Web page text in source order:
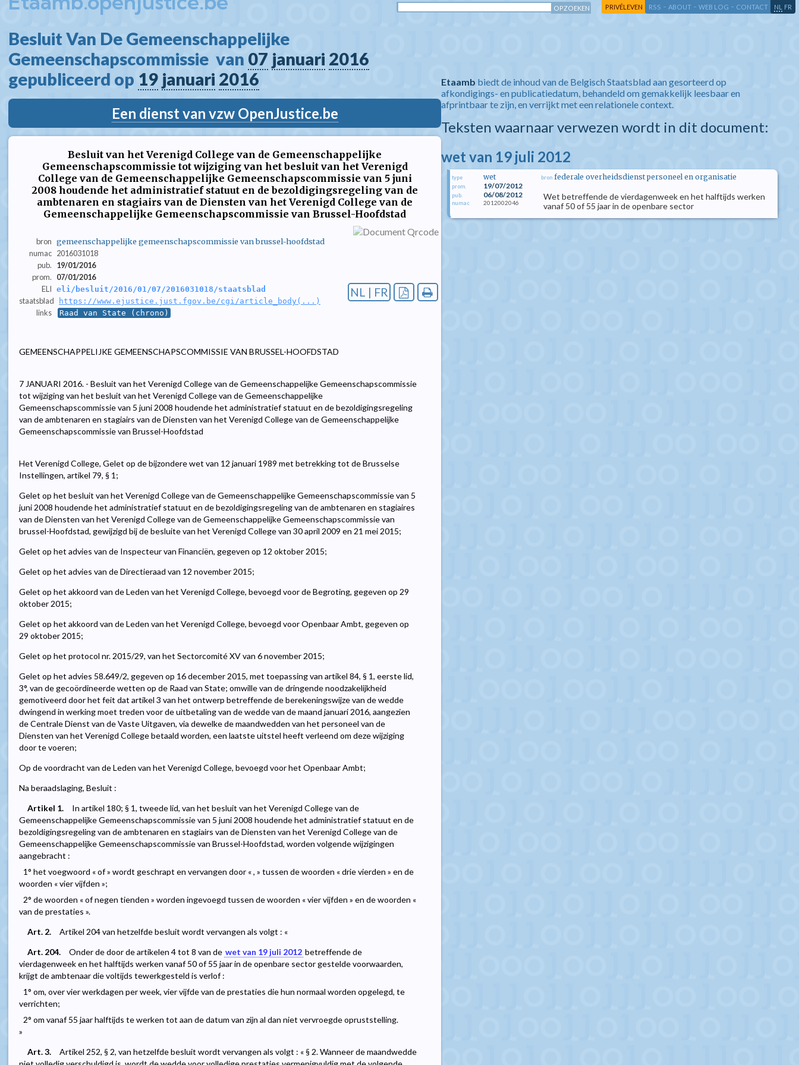
PRIVÉLEVEN RSS - ABOUT - WEB LOG - CONTACT NL FR
Besluit Van De Gemeenschappelijke
Gemeenschapscommissie  van 07 januari 2016
gepubliceerd op 19 januari 2016
Een dienst van vzw OpenJustice.be
Besluit van het Verenigd College van de Gemeenschappelijke
Gemeenschapscommissie tot wijziging van het besluit van het Verenigd
College van de Gemeenschappelijke Gemeenschapscommissie van 5 juni
2008 houdende het administratief statuut en de bezoldigingsregeling van de
ambtenaren en stagiairs van de Diensten van het Verenigd College van de
Gemeenschappelijke Gemeenschapscommissie van Brussel-Hoofdstad
bron gemeenschappelijke gemeenschapscommissie van brussel-hoofdstad
numac 2016031018
pub.
19/01/2016
prom.
07/01/2016
ELI eli/besluit/2016/01/07/2016031018/staatsblad
staatsblad https://www.ejustice.just.fgov.be/cgi/article_body(...)
links Raad van State (chrono)
NL | FR
GEMEENSCHAPPELIJKE GEMEENSCHAPSCOMMISSIE VAN BRUSSEL-HOOFDSTAD
7 JANUARI 2016. - Besluit van het Verenigd College van de Gemeenschappelijke Gemeenschapscommissie
tot wijziging van het besluit van het Verenigd College van de Gemeenschappelijke
Gemeenschapscommissie van 5 juni 2008 houdende het administratief statuut en de bezoldigingsregeling
van de ambtenaren en stagiairs van de Diensten van het Verenigd College van de Gemeenschappelijke
Gemeenschapscommissie van Brussel-Hoofdstad
Het Verenigd College, Gelet op de bijzondere wet van 12 januari 1989 met betrekking tot de Brusselse
Instellingen, artikel 79, § 1;
Gelet op het besluit van het Verenigd College van de Gemeenschappelijke Gemeenschapscommissie van 5
juni 2008 houdende het administratief statuut en de bezoldigingsregeling van de ambtenaren en stagiaires
van de Diensten van het Verenigd College van de Gemeenschappelijke Gemeenschapscommissie van
brussel-Hoofdstad, gewijzigd bij de besluite van het Verenigd College van 30 april 2009 en 21 mei 2015;
Gelet op het advies van de Inspecteur van Financiën, gegeven op 12 oktober 2015;
Gelet op het advies van de Directieraad van 12 november 2015;
Gelet op het akkoord van de Leden van het Verenigd College, bevoegd voor de Begroting, gegeven op 29
oktober 2015;
Gelet op het akkoord van de Leden van het Verenigd College, bevoegd voor Openbaar Ambt, gegeven op
29 oktober 2015;
Gelet op het protocol nr. 2015/29, van het Sectorcomité XV van 6 november 2015;
Gelet op het advies 58.649/2, gegeven op 16 december 2015, met toepassing van artikel 84, § 1, eerste lid,
3°, van de gecoördineerde wetten op de Raad van State; omwille van de dringende noodzakelijkheid
gemotiveerd door het feit dat artikel 3 van het ontwerp betreffende de berekeningswijze van de wedde
dwingend in werking moet treden voor de uitbetaling van de wedde van de maand januari 2016, aangezien
de Centrale Dienst van de Vaste Uitgaven, via dewelke de maandwedden van het personeel van de
Diensten van het Verenigd College betaald worden, een laatste uitstel heeft verleend om deze wijziging
door te voeren;
Op de voordracht van de Leden van het Verenigd College, bevoegd voor het Openbaar Ambt;
Na beraadslaging, Besluit :
Artikel 1.
In artikel 180; § 1, tweede lid, van het besluit van het Verenigd College van de
Gemeenschappelijke Gemeenschapscommissie van 5 juni 2008 houdende het administratief statuut en de
bezoldigingsregeling van de ambtenaren en stagiairs van de Diensten van het Verenigd College van de
Gemeenschappelijke Gemeenschapscommissie van Brussel-Hoofdstad, worden volgende wijzigingen
aangebracht :
1° het voegwoord « of » wordt geschrapt en vervangen door « , » tussen de woorden « drie vierden » en de
woorden « vier vijfden »;
2° de woorden « of negen tienden » worden ingevoegd tussen de woorden « vier vijfden » en de woorden «
van de prestaties ».
Art. 2.
Artikel 204 van hetzelfde besluit wordt vervangen als volgt : «
Art. 204.
Onder de door de artikelen 4 tot 8 van de wet van 19 juli 2012 betreffende de
vierdagenweek en het halftijds werken vanaf 50 of 55 jaar in de openbare sector gestelde voorwaarden,
krijgt de ambtenaar die voltijds tewerkgesteld is verlof :
1° om, over vier werkdagen per week, vier vijfde van de prestaties die hun normaal worden opgelegd, te
verrichten;
2° om vanaf 55 jaar halftijds te werken tot aan de datum van zijn al dan niet vervroegde opruststelling.
»
Art. 3.
Artikel 252, § 2, van hetzelfde besluit wordt vervangen als volgt : « § 2. Wanneer de maandwedde
Etaamb biedt de inhoud van de Belgisch Staatsblad aan gesorteerd op
afkondigings- en publicatiedatum, behandeld om gemakkelijk leesbaar en
afprintbaar te zijn, en verrijkt met een relationele context.
Teksten waarnaar verwezen wordt in dit document:
wet van 19 juli 2012
type wet
prom. 19/07/2012
pub. 06/08/2012
numac 2012002046
bron federale overheidsdienst personeel en organisatie
Wet betreffende de vierdagenweek en het halftijds werken
vanaf 50 of 55 jaar in de openbare sector